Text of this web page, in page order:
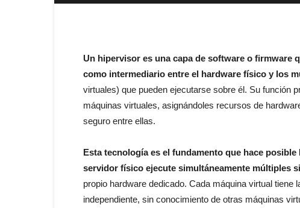
Un hipervisor es una capa de software o firmware
como intermediario entre el hardware físico y los
virtuales) que pueden ejecutarse sobre él. Su función
máquinas virtuales, asignándoles recursos de
seguro entre ellas.
Esta tecnología es el fundamento que hace
servidor físico ejecute simultáneamente múltiples
propio hardware dedicado. Cada máquina virtual tiene
independiente, sin conocimiento de otras máquinas